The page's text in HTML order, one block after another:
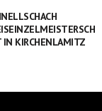
IN KIRCHENLAMITZ